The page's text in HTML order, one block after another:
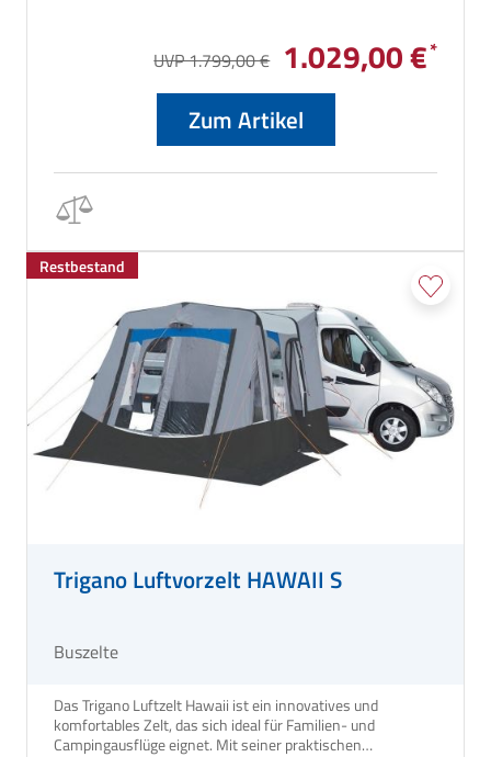
UVP 1.799,00 € 1.029,00 €
Zum Artikel
Restbestand
Trigano Luftvorzelt HAWAII S
Buszelte
Das Trigano Luftzelt Hawaii ist ein innovatives und
komfortables Zelt, das sich ideal für Familien- und
Campingausflüge eignet. Mit seiner praktischen